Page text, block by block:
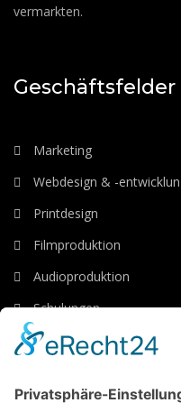
vermarkten.
Geschäftsfelder
Marketing
Webdesign & -
Printdesign
Filmproduktion
Audioproduktion
Schulungen
Luftaufnahmen